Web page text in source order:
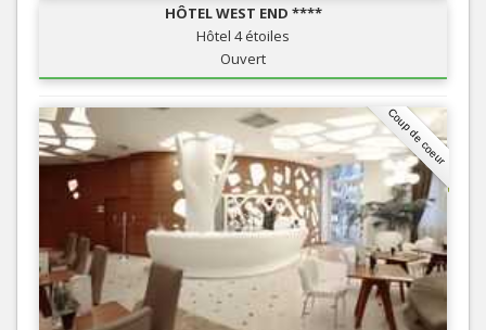
HÔTEL WEST END ****
Hôtel 4 étoiles
Ouvert
Coup de coeur